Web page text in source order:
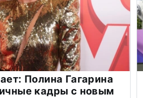
Полина Гагарина
кадры с новым